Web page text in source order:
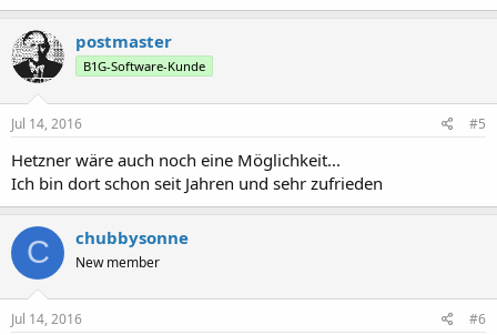
postmaster
B1G-Software-Kunde
Jul 14, 2016 #5
Hetzner wäre auch noch eine Möglichkeit...
Ich bin dort schon seit Jahren und sehr zufrieden
C chubbysonne
New member
Jul 14, 2016 #6